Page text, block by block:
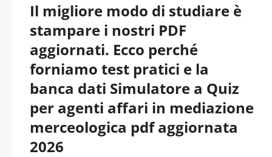
Il migliore modo di studiare è
stampare i nostri PDF
aggiornati. Ecco perché
forniamo test pratici e la
banca dati Simulatore a Quiz
per agenti affari in mediazione
merceologica pdf aggiornata
2026